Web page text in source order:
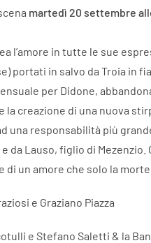
martedì 20 settembre
l’amore in tutte le sue
portati in salvo da Troia in
per Didone,
la creazione di una nuova
una responsabilità più
da Lauso, figlio di
di un amore che solo la
e Graziano Piazza
e Stefano Saletti & la